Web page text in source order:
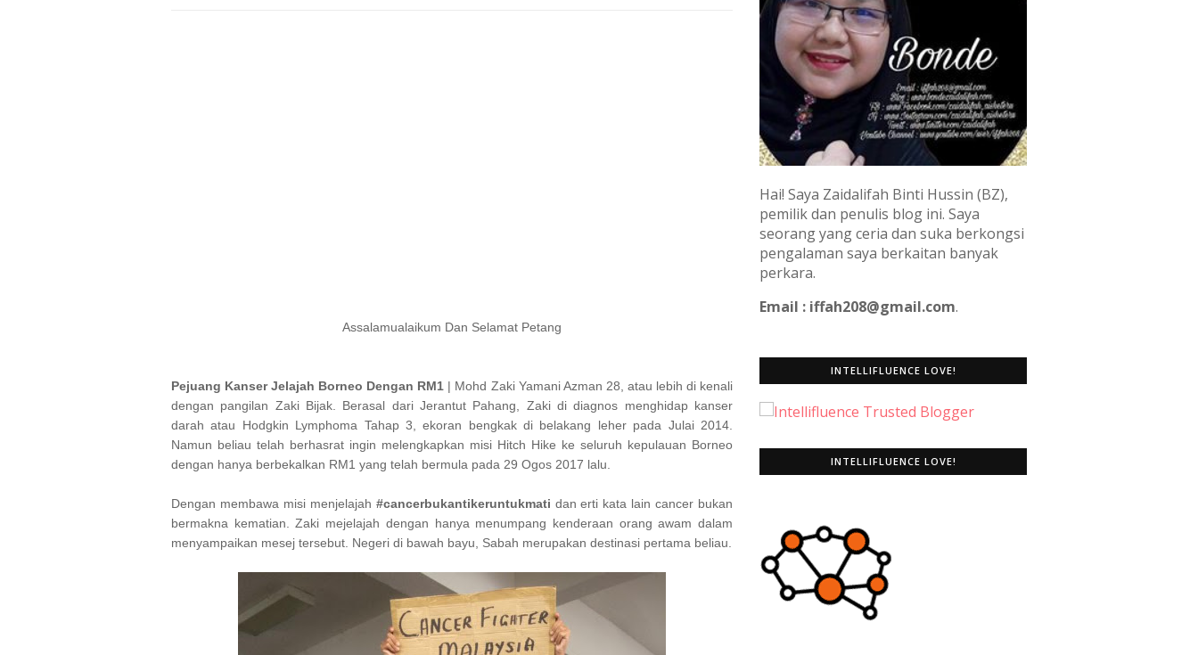
Assalamualaikum Dan Selamat Petang
Pejuang Kanser Jelajah Borneo Dengan RM1 | Mohd Zaki Yamani Azman 28, atau lebih di kenali
dengan pangilan Zaki Bijak. Berasal dari Jerantut Pahang, Zaki di diagnos menghidap kanser
darah atau Hodgkin Lymphoma Tahap 3, ekoran bengkak di belakang leher pada Julai 2014.
Namun beliau telah berhasrat ingin melengkapkan misi Hitch Hike ke seluruh kepulauan Borneo
dengan hanya berbekalkan RM1 yang telah bermula pada 29 Ogos 2017 lalu.
Dengan membawa misi menjelajah #cancerbukantikeruntukmati dan erti kata lain cancer bukan
bermakna kematian. Zaki mejelajah dengan hanya menumpang kenderaan orang awam dalam
menyampaikan mesej tersebut. Negeri di bawah bayu, Sabah merupakan destinasi pertama beliau.
Hai! Saya Zaidalifah Binti Hussin (BZ),
pemilik dan penulis blog ini. Saya
seorang yang ceria dan suka berkongsi
pengalaman saya berkaitan banyak
perkara.
Email : iffah208@gmail.com.
INTELLIFLUENCE LOVE!
INTELLIFLUENCE LOVE!